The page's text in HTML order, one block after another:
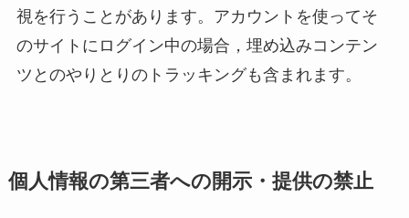
視を行うことがあります。アカウントを使ってそ
のサイトにログイン中の場合，埋め込みコンテン
ツとのやりとりのトラッキングも含まれます。
個人情報の第三者への開示・提供の禁止